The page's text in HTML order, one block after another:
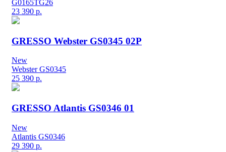
G0165TG26
23 390 р.
GRESSO Webster GS0345 02P
New
Webster GS0345
25 390 р.
GRESSO Atlantis GS0346 01
New
Atlantis GS0346
29 390 р.